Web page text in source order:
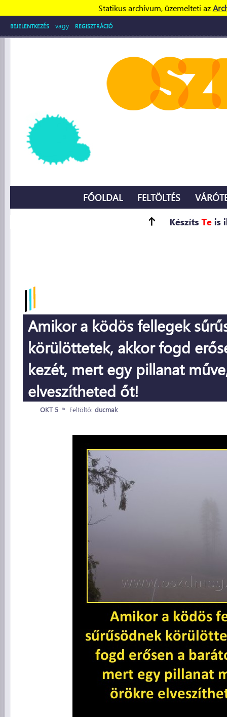
Statikus archívum, üzemelteti az
BEJELENTKEZÉS vagy REGISZTRÁCIÓ
FŐOLDAL FELTÖLTÉS
Amikor a ködös fellegek
körülöttetek, akkor fogd
kezét, mert egy pillanat
elveszítheted őt!
OKT 5 » Feltöltő: ducmak